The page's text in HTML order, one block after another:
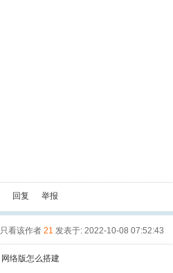
回复 举报
只看该作者 21 发表于: 2022-10-08 07:52:43
网络版怎么搭建